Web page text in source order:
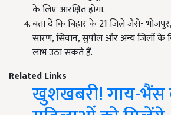
के लिए आरक्षित होगा.
बता दें कि बिहार के 21 जिले जैसे-
सारण, सिवान, सुपौल और अन्य जिलों के
लाभ उठा सकते हैं.
Related Links
खुशखबरी! गाय-भैंस